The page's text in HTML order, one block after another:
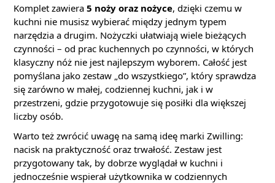
Komplet zawiera 5 noży oraz nożyce, dzięki czemu w
kuchni nie musisz wybierać między jednym typem
narzędzia a drugim. Nożyczki ułatwiają wiele bieżących
czynności – od prac kuchennych po czynności, w których
klasyczny nóż nie jest najlepszym wyborem. Całość jest
pomyślana jako zestaw „do wszystkiego”, który sprawdza
się zarówno w małej, codziennej kuchni, jak i w
przestrzeni, gdzie przygotowuje się posiłki dla większej
liczby osób.
Warto też zwrócić uwagę na samą ideę marki Zwilling:
nacisk na praktyczność oraz trwałość. Zestaw jest
przygotowany tak, by dobrze wyglądał w kuchni i
jednocześnie wspierał użytkownika w codziennych